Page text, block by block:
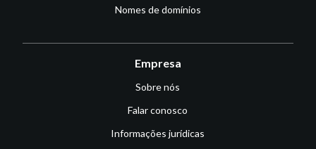
Nomes de domínios
Empresa
Sobre nós
Falar conosco
Informações jurídicas